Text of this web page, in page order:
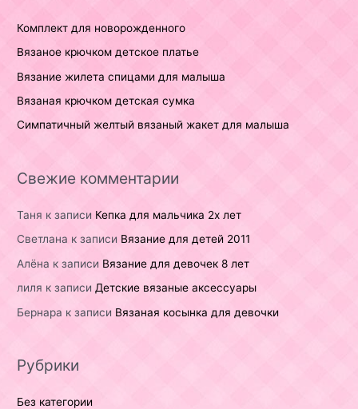
Комплект для новорожденного
Вязаное крючком детское платье
Вязание жилета спицами для малыша
Вязаная крючком детская сумка
Симпатичный желтый вязаный жакет для малыша
Свежие комментарии
Таня к записи Кепка для мальчика 2х лет
Светлана к записи Вязание для детей 2011
Алёна к записи Вязание для девочек 8 лет
лиля к записи Детские вязаные аксессуары
Бернара к записи Вязаная косынка для девочки
Рубрики
Без категории